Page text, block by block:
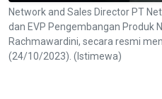
Network and Sales Director PT
dan EVP Pengembangan Produk
Rachmawardini, secara resmi
(24/10/2023). (Istimewa)